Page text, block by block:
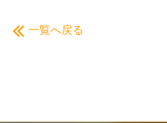
一覧へ戻る